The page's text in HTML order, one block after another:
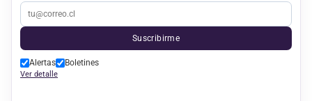
Suscribirme
Alertas Boletines
Ver detalle